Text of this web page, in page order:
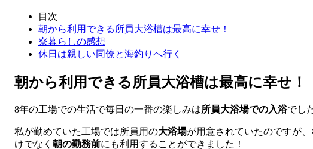
目次
朝から利用できる所員大浴槽は最高に幸せ！
寮暮らしの感想
休日は親しい同僚と海釣りへ行く
朝から利用できる所員大浴槽は最高に幸せ！
8年の工場での生活で毎日の一番の楽しみは所員大浴場での入浴でし
私が勤めていた工場では所員用の大浴場が用意されていたのですが
けでなく 朝の勤務前にも利用することができました！